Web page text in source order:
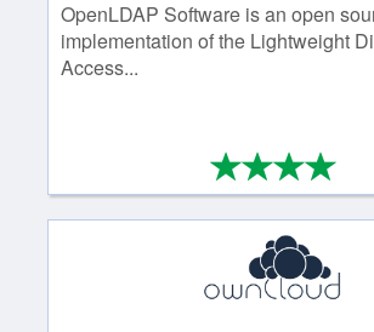
OpenLDAP Software is an open
implementation of the Lightweight
Access...
****
4/4